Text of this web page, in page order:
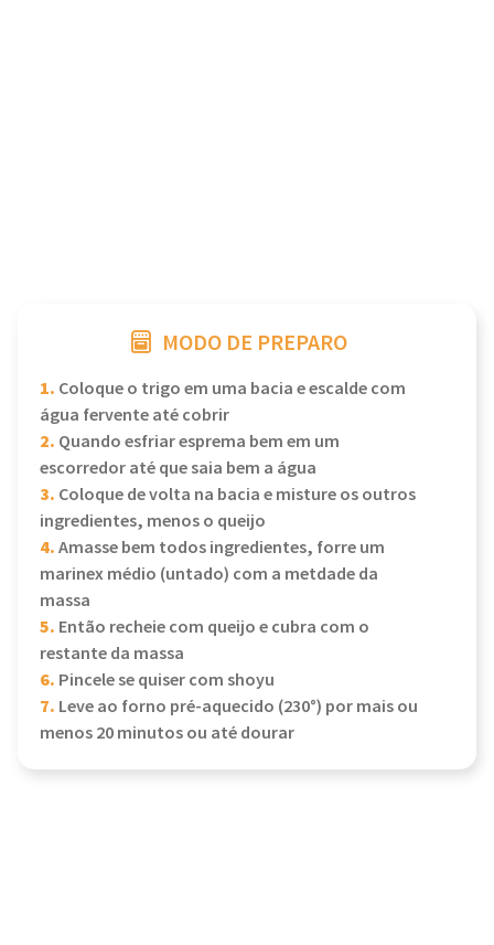
MODO DE PREPARO
1. Coloque o trigo em uma bacia e escalde com
água fervente até cobrir
2. Quando esfriar esprema bem em um
escorredor até que saia bem a água
3. Coloque de volta na bacia e misture os outros
ingredientes, menos o queijo
4.Amasse bem todos ingredientes, forre um
marinex médio (untado) com a metdade da
massa
5. Então recheie com queijo e cubra com o
restante da massa
6. Pincele se quiser com shoyu
7. Leve ao forno pré-aquecido (230°) por mais ou
menos 20 minutos ou até dourar